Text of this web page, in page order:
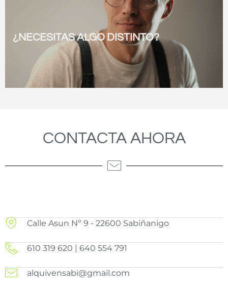
¿NECESITAS ALGO DISTINTO?
ver todo
CONTACTA AHORA
Calle Asun Nº 9 - 22600 Sabiñanigo
610 319 620 | 640 554 791
alquivensabi@gmail.com